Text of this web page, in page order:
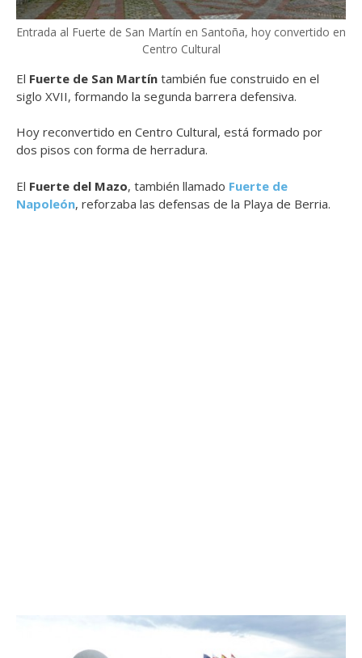
Entrada al Fuerte de San Martín en Santoña, hoy convertido en
Centro Cultural
El Fuerte de San Martín también fue construido en el
siglo XVII, formando la segunda barrera defensiva.
Hoy reconvertido en Centro Cultural, está formado por
dos pisos con forma de herradura.
El Fuerte del Mazo, también llamado Fuerte de
Napoleón, reforzaba las defensas de la Playa de Berria.